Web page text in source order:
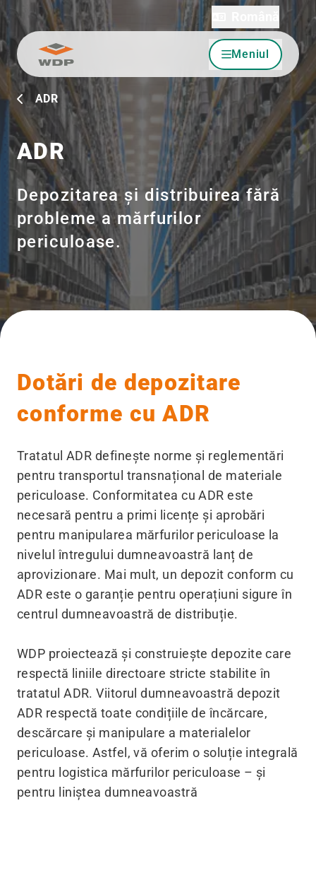
Sari la conținut Meniul
ADR
ADR
Depozitarea și distribuirea fără
probleme a mărfurilor
periculoase.
Dotări de depozitare
conforme cu ADR
Tratatul ADR definește norme și reglementări
pentru transportul transnațional de materiale
periculoase. Conformitatea cu ADR este
necesară pentru a primi licențe și aprobări
pentru manipularea mărfurilor periculoase la
nivelul întregului dumneavoastră lanț de
aprovizionare. Mai mult, un depozit conform cu
ADR este o garanție pentru operațiuni sigure în
centrul dumneavoastră de distribuție.
WDP proiectează și construiește depozite care
respectă liniile directoare stricte stabilite în
tratatul ADR. Viitorul dumneavoastră depozit
ADR respectă toate condițiile de încărcare,
descărcare și manipulare a materialelor
periculoase. Astfel, vă oferim o soluție integrală
pentru logistica mărfurilor periculoase – și
pentru liniștea dumneavoastră